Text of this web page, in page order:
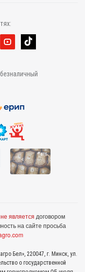
не является договором
на сайте просьба
Бел», 220047, г. Минск, ул.
о государственной